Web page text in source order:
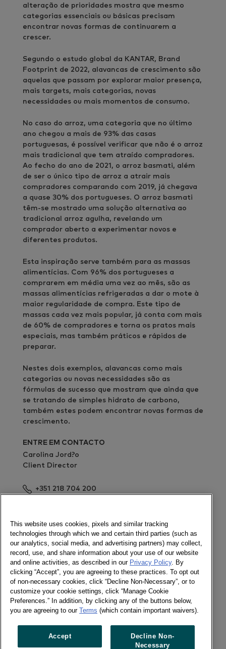
alteração de prioridades mostra que mesmo
categorias essenciais ou básicas precisam
encontrar novas formas de continuarem a
crescer.
Segundo o estudo global da KANTAR, Brand
Footprint de 2022, alavancas de crescimento são
aquelas que passam por explorar maior presença,
mais targets, mais categorias, novas
necessidades ou mais momentos de consumo.
No caso do arroz, uma categoria que no último
ano chegou a mais de 93% das casas
portuguesas, é possível verificar que não é o arroz
mais tradicional que tem atraído compradores.
Ao fecho do ano de 2021, o arroz basmati, além
de ser o único tipo de arroz a atrair mais
compradores comparando com 2019, já chegava
a quase 30% dos portugueses. O arroz basmati
têm-se mostrado uma solução alternativa ao
tradicional arroz agulha, revelando um
comprador aberto a experimentar novos e
diferentes produtos.
Esta inspiração serve também para as massas
alimentícias. Com 96% dos portugueses a
comprarem em média uma vez ao mês, são as
massas alimentícias refrigeradas a dar o mote à
maior regularidade de compra. Este tipo de
massas cada vez mais popular, já conta com mais
de 60% de compradores e torna os pratos mais
especiais, mas também práticos e rápidos de
preparar.
Nestes dois exemplos, alavancas como mais
categorias ou novas necessidades são as
fórmulas de sucesso que mostram que ainda que
se tratando de simples hidrato de carbono,
também estes podem encontrar novas formas de
crescimento.
ENTRE EM CONTACTO
Carolina Jord?o
Client Director
+351 218 704 200
Newsletter
Ligue-se a nós
Newsletter
Twitter
LinkedIn
This website uses cookies, pixels and similar tracking
technologies through which we and certain third parties (such as
our analytics, social media, and advertising partners) may collect,
record, use, and share information about your use of our website
and online activities, as described in our Privacy Policy. By
clicking “Accept”, you are agreeing to these practices. To opt out
of non-necessary cookies, click “Decline Non-Necessary”, or to
customize your cookie settings, click “Manage Cookie
Preferences.” In addition, by clicking any of the buttons below,
you are agreeing to our Terms (which contain important waivers).
Accept
Decline Non-
Necessary